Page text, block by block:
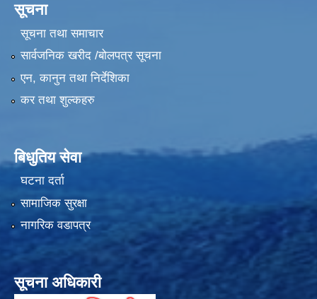
सूचना
सूचना तथा समाचार
सार्वजनिक खरीद /बोलपत्र सूचना
एन, कानुन तथा निर्देशिका
कर तथा शुल्कहरु
बिधुतिय सेवा
घटना दर्ता
सामाजिक सुरक्षा
नागरिक वडापत्र
सूचना अधिकारी